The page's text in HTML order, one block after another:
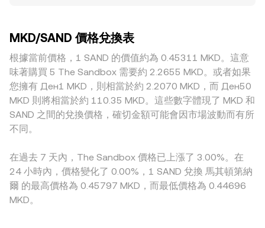
包淨流入流出，都會透過流動性與情緒傳導至現貨，使
MKD/SAND 的 conversion rate 在關鍵時點出現快速調整。
產乘積不變，此時即時價格可近似為池內資產數量之比價
price = y/x；當大額下單改變池子資產配比時，會產生滑點並
反映到最終的 conversion rate。
監管相關的溢價也會出現：MKD 的法幣入金渠道、銀行營業
時間、地區性費用與合規流程，可能使得本地場域對 MKD 的
買賣價格形成偏差，進而反映至 MKD/SAND。許多平台報價實
際上經由 MKD→USDT→SAND 的鏈路，若 USDT 相對當地法
幣存在微小溢折價或跨境清算成本，會被傳導到最終的
MKD/SAND 報價。雖然跨所套利有助於拉近價差，使價格趨於
一致，但在網路擁塞、手續費上升、提現與入金延遲或風險承
擔限制下，套利並非即時且完美，因而仍可能出現短暫而可觀
MKD/SAND 價格兌換表
根據當前價格，1 SAND 的價值約為 0.45311 MKD。這意
味著購買 5 The Sandbox 需要約 2.2655 MKD。或者如果
您擁有 Ден1 MKD，則相當於約 2.2070 MKD，而 Ден50
MKD 則將相當於約 110.35 MKD。這些數字體現了 MKD 和
SAND 之間的兌換價格，確切金額可能會因市場波動而有所
不同。
在過去 7 天內，The Sandbox 價格已上漲了 3.00%。在
24 小時內，價格變化了 0.00%，1 SAND 兌換 馬其頓第納
爾 的最高價格為 0.45797 MKD，而最低價格為 0.44696
MKD。